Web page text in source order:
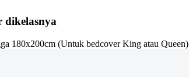
dikelasnya
180x200cm (Untuk bedcover King atau Queen)